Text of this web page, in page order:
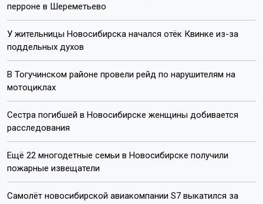
перроне в Шереметьево
У жительницы Новосибирска начался отёк Квинке из-за
поддельных духов
В Тогучинском районе провели рейд по нарушителям на
мотоциклах
Сестра погибшей в Новосибирске женщины добивается
расследования
Ещё 22 многодетные семьи в Новосибирске получили
пожарные извещатели
Самолёт новосибирской авиакомпании S7 выкатился за